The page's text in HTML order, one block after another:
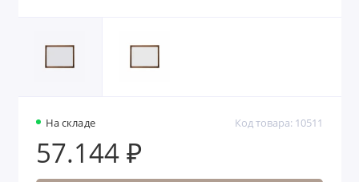
На складе Код товара: 10511
57.144 ₽